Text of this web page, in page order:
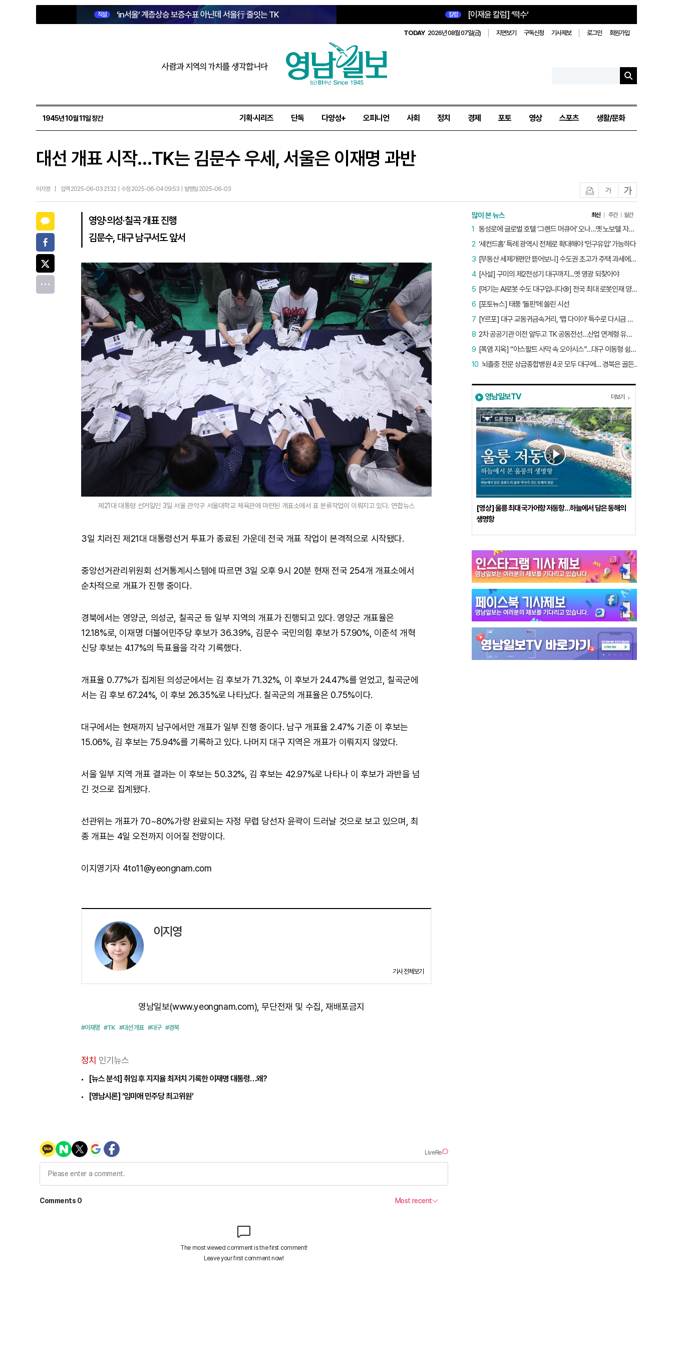
직설 ‘in서울’ 계층상승 보증수표 아닌데 서울行 줄잇는 TK 칼럼 [이재윤 칼럼] ‘떡수’
TODAY 2026년 08월 07일(금) 지면보기 구독신청 기사제보 로그인 회원가입
사람과 지역의 가치를 생각합니다
1945년 10월 11일 창간 기획·시리즈 단독 다양성+ 오피니언 사회 정치 경제 포토 영상 스포츠 생활/문화
대선 개표 시작…TK는 김문수 우세, 서울은 이재명 과반
이지영 입력 2025-06-03 21:32 | 수정 2025-06-04 09:53 | 발행일 2025-06-03 글자작게글자크게
영양·의성·칠곡 개표 진행
김문수, 대구 남구서도 앞서
제21대 대통령 선거일인 3일 서울 관악구 서울대학교 체육관에 마련된 개표소에서 표 분류작업이 이뤄지고 있다. 연합뉴스
3일 치러진 제21대 대통령선거 투표가 종료된 가운데 전국 개표 작업이 본격적으로 시작됐다.
중앙선거관리위원회 선거통계시스템에 따르면 3일 오후 9시 20분 현재 전국 254개 개표소에서
순차적으로 개표가 진행 중이다.
경북에서는 영양군, 의성군, 칠곡군 등 일부 지역의 개표가 진행되고 있다. 영양군 개표율은
12.18%로, 이재명 더불어민주당 후보가 36.39%, 김문수 국민의힘 후보가 57.90%, 이준석 개혁
신당 후보는 4.17%의 득표율을 각각 기록했다.
개표율 0.77%가 집계된 의성군에서는 김 후보가 71.32%, 이 후보가 24.47%를 얻었고, 칠곡군에
서는 김 후보 67.24%, 이 후보 26.35%로 나타났다. 칠곡군의 개표율은 0.75%이다.
대구에서는 현재까지 남구에서만 개표가 일부 진행 중이다. 남구 개표율 2.47% 기준 이 후보는
15.06%, 김 후보는 75.94%를 기록하고 있다. 나머지 대구 지역은 개표가 이뤄지지 않았다.
서울 일부 지역 개표 결과는 이 후보는 50.32%, 김 후보는 42.97%로 나타나 이 후보가 과반을 넘
긴 것으로 집계됐다.
선관위는 개표가 70~80%가량 완료되는 자정 무렵 당선자 윤곽이 드러날 것으로 보고 있으며, 최
종 개표는 4일 오전까지 이어질 전망이다.
이지영기자 4to11@yeongnam.com
이지영
기사 전체보기
영남일보(www.yeongnam.com), 무단전재 및 수집, 재배포금지
#이재명 #TK #대선 개표 #대구 #경북
정치 인기뉴스
[뉴스 분석] 취임 후 지지율 최저치 기록한 이재명 대통령…왜?
[영남시론] ‘임미애 민주당 최고위원’
많이 본 뉴스 최신 주간 월간
동성로에 글로벌 호텔 ‘그랜드 머큐어’ 오나…옛 노보텔 자리 사무실 개설
1
‘세컨드홈’ 특례 광역시 전체로 확대해야 ‘인구유입’ 가능하다
2
[부동산 세제개편안 뜯어보니] 수도권 초고가 주택 과세에만 초점…침체된 지방 부동산 대책은 없다
3
[사설] 구미의 제2전성기 대구까지...옛 영광 되찾아야
4
[여기는 AI로봇 수도 대구입니다⑤] 전국 최대 로봇인재 양성소…“대구산업 맞춤형 교육과정 만들자”
5
[포토뉴스] 태풍 ‘돌핀’에 쏠린 시선
6
[Y르포] 대구 교동귀금속거리, ‘랩 다이아’ 특수로 다시금 활기…“반짝 인기 의존 않는 지속 가능 성장 동력 마련해야”
7
2차 공공기관 이전 앞두고 TK 공동전선…산업 연계형 유치 승부수
8
[폭염 지옥] “아스팔트 사막 속 오아시스”…대구 이동형 쉼터 버스 ‘북적’, 지하철역도 ‘바글’
9
뇌졸중 전문 상급종합병원 4곳 모두 대구에… 경북은 골든타임 사각지대
10
영남일보TV 더보기
[영상] 울릉 최대 국가어항 저동항…하늘에서 담은 동해의
생명항